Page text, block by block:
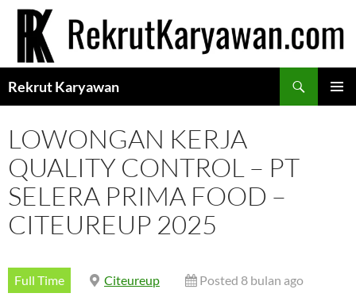
Langsung
Rekrut Karyawan
LOWONGAN KERJA
QUALITY CONTROL – PT
SELERA PRIMA FOOD –
CITEUREUP 2025
Full Time Citeureup
Posted 8 bulan ago